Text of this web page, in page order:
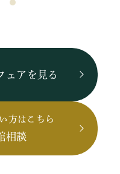
ェアを見る
方はこちら
相談